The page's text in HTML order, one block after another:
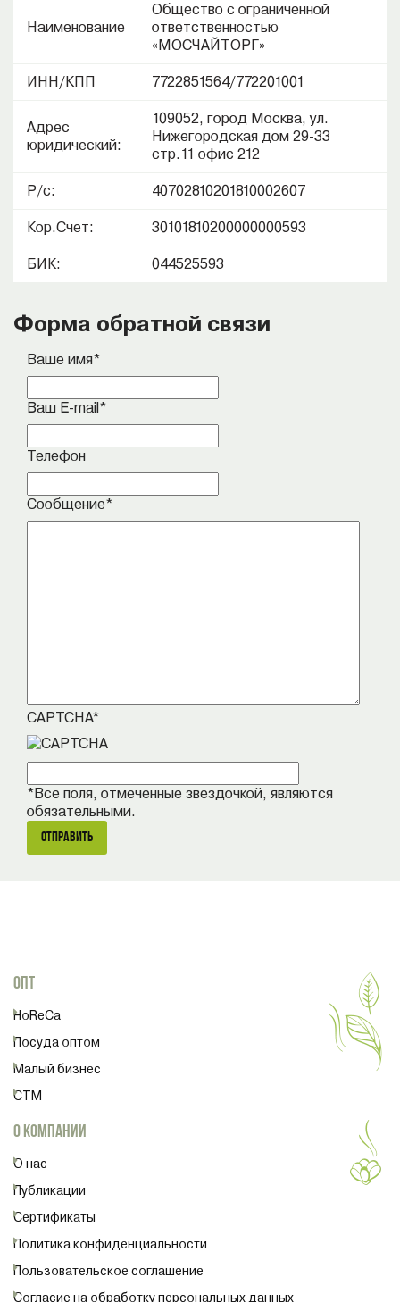
Наименование
Общество с ограниченной
ответственностью
«МОСЧАЙТОРГ»
ИНН/КПП 7722851564/772201001
Адрес
юридический:
109052, город Москва, ул.
Нижегородская дом 29-33
стр.11 офис 212
Р/с: 40702810201810002607
Кор.Счет: 30101810200000000593
БИК: 044525593
Форма обратной связи
Ваше имя*
Ваш E-mail*
Телефон
Сообщение*
CAPTCHA*
*Все поля, отмеченные звездочкой, являются
обязательными.
ОПТ
HoReCa
Посуда оптом
Малый бизнес
СТМ
О КОМПАНИИ
О нас
Публикации
Сертификаты
Политика конфиденциальности
Пользовательское соглашение
Согласие на обработку персональных данных